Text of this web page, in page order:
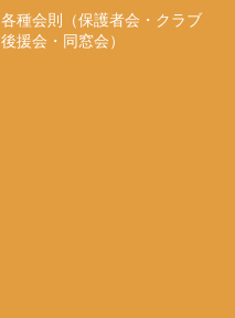
各種会則（保護者会・クラブ
後援会・同窓会）